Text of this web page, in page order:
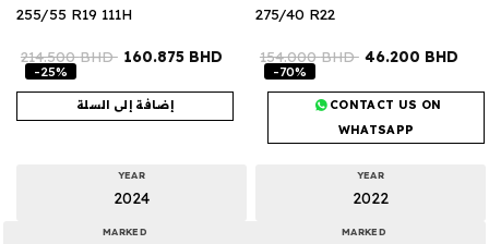
275/40 R22
154.000BHD 46.200 BHD
-70%
CONTACT US ON
WHATSAPP
YEAR
2022
MARKED
255/55 R19 111H
214.500BHD 160.875 BHD
-25%
إضافة إلى السلة
YEAR
2024
MARKED